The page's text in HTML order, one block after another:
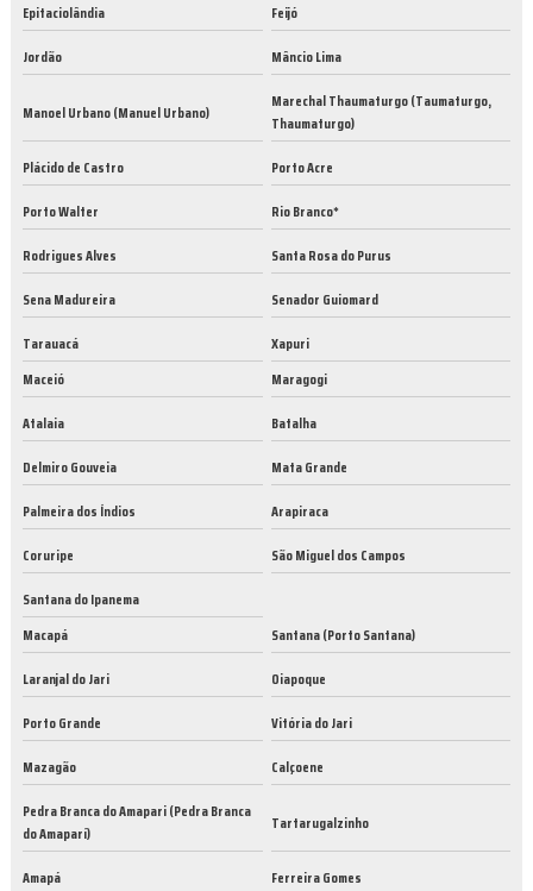
Epitaciolândia
Feijó
Jordão
Mâncio Lima
Manoel Urbano (Manuel Urbano)
Marechal Thaumaturgo (Taumaturgo,
Thaumaturgo)
Plácido de Castro
Porto Acre
Porto Walter
Rio Branco*
Rodrigues Alves
Santa Rosa do Purus
Sena Madureira
Senador Guiomard
Tarauacá
Xapuri
Maceió
Maragogi
Atalaia
Batalha
Delmiro Gouveia
Mata Grande
Palmeira dos Índios
Arapiraca
Coruripe
São Miguel dos Campos
Santana do Ipanema
Macapá
Santana (Porto Santana)
Laranjal do Jari
Oiapoque
Porto Grande
Vitória do Jari
Mazagão
Calçoene
Pedra Branca do Amapari (Pedra Branca
do Amaparí)
Tartarugalzinho
Amapá
Ferreira Gomes